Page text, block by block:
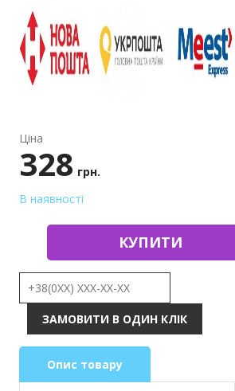
Ціна
328 грн.
В наявності
КУПИТИ
Опис товару